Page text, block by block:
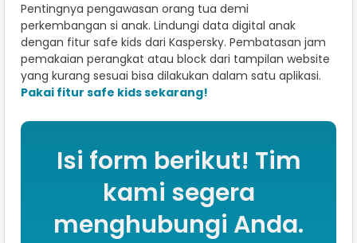
Pentingnya pengawasan orang tua demi
perkembangan si anak. Lindungi data digital anak
dengan fitur safe kids dari Kaspersky. Pembatasan jam
pemakaian perangkat atau block dari tampilan website
yang kurang sesuai bisa dilakukan dalam satu aplikasi.
Pakai fitur safe kids sekarang!
Isi form berikut! Tim
kami segera
menghubungi Anda.